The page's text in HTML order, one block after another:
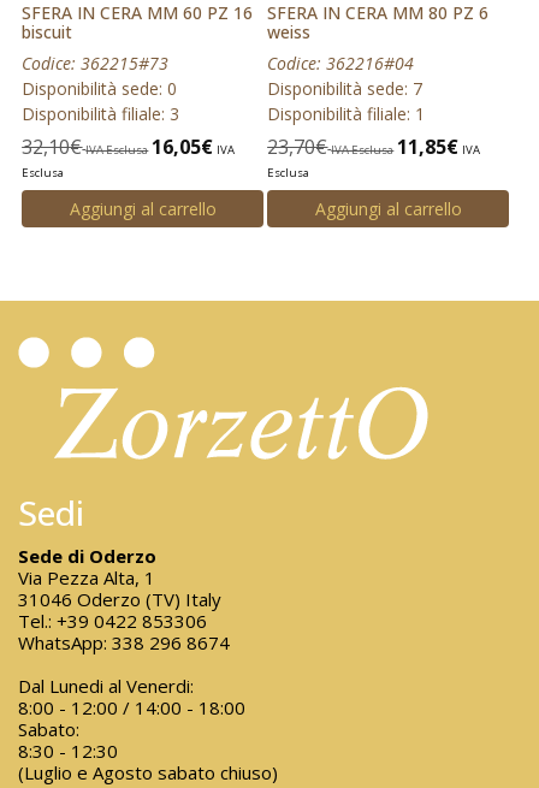
SFERA IN CERA MM 60 PZ 16
biscuit
Codice: 362215#73
Disponibilità sede: 0
Disponibilità filiale: 3
32,10€ IVA Esclusa 16,05€ IVA
Esclusa
Aggiungi al carrello
SFERA IN CERA MM 80 PZ 6
weiss
Codice: 362216#04
Disponibilità sede: 7
Disponibilità filiale: 1
23,70€ IVA Esclusa 11,85€ IVA
Esclusa
Aggiungi al carrello
Sedi
Sede di Oderzo
Via Pezza Alta, 1
31046 Oderzo (TV) Italy
Tel.: +39 0422 853306
WhatsApp: 338 296 8674
Dal Lunedi al Venerdi:
8:00 - 12:00 / 14:00 - 18:00
Sabato:
8:30 - 12:30
(Luglio e Agosto sabato chiuso)